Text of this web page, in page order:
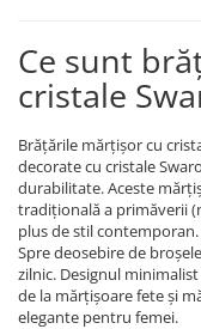
Coliere cu mărgele
Argint
Ce sunt
cristale
Brățările mărțișor cu
decorate cu cristale
durabilitate. Aceste
tradițională a primăverii
plus de stil contemporan.
Spre deosebire de
zilnic. Designul
de la mărțișoare fete și
elegante pentru femei.